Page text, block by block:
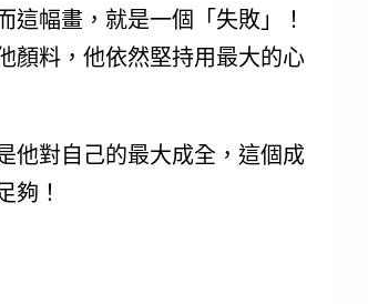
幅畫，就是一個「失敗」！
顏料，他依然堅持用最大的心
他對自己的最大成全，這個成
夠！